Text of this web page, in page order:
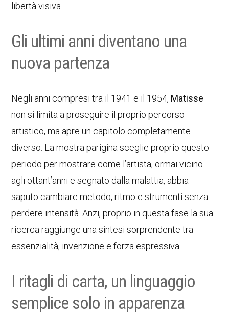
libertà visiva.
Gli ultimi anni diventano una
nuova partenza
Negli anni compresi tra il 1941 e il 1954, Matisse
non si limita a proseguire il proprio percorso
artistico, ma apre un capitolo completamente
diverso. La mostra parigina sceglie proprio questo
periodo per mostrare come l’artista, ormai vicino
agli ottant’anni e segnato dalla malattia, abbia
saputo cambiare metodo, ritmo e strumenti senza
perdere intensità. Anzi, proprio in questa fase la sua
ricerca raggiunge una sintesi sorprendente tra
essenzialità, invenzione e forza espressiva.
I ritagli di carta, un linguaggio
semplice solo in apparenza